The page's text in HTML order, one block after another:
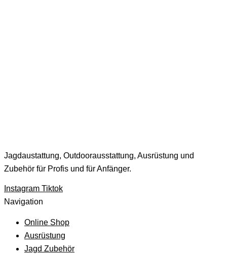
Jagdaustattung, Outdoorausstattung, Ausrüstung und
Zubehör für Profis und für Anfänger. ​
Instagram Tiktok
Navigation
Online Shop
Ausrüstung
Jagd Zubehör